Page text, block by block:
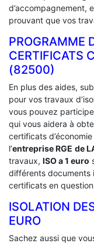
d’accompagnement,
prouvant que vos
PROGRAMME
CERTIFICATS
(82500)
En plus des aides,
pour vos travaux
vous pouvez
qui vous aidera à
certificats
l’entreprise RGE de
travaux, ISO a 1 euro
différents documents
certificats en
ISOLATION
EURO
Sachez aussi que